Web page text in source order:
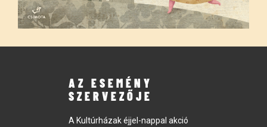
AZ ESEMÉNY
SZERVEZŐJE
A Kultúrházak éjjel-nappal akció